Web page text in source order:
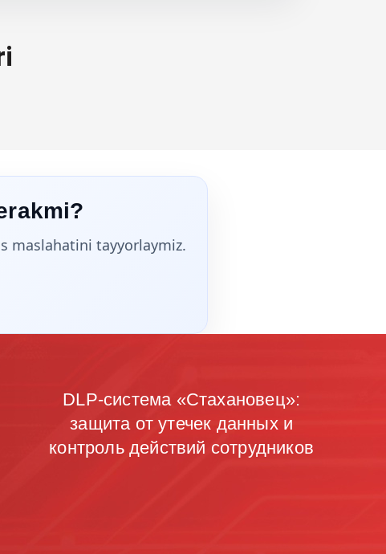
DLP-система «Стахановец»:
защита от утечек данных и
контроль действий сотрудников
maslahatini tayyorlaymiz.